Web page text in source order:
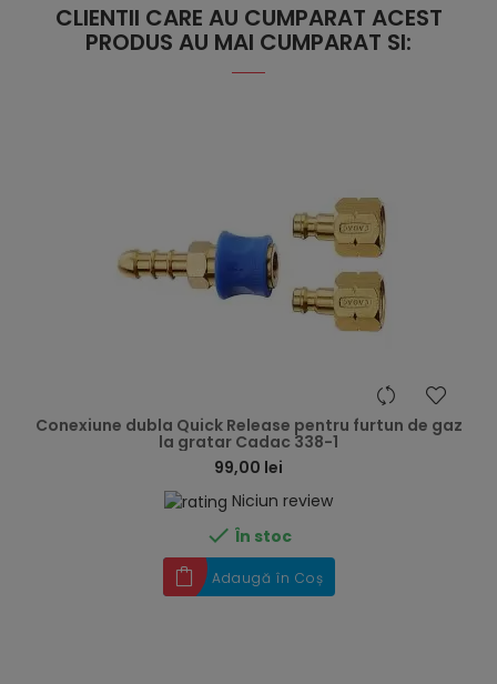
CLIENTII CARE AU CUMPARAT ACEST
PRODUS AU MAI CUMPARAT SI:
Conexiune dubla Quick Release pentru furtun de gaz
la gratar Cadac 338-1
99,00 lei
Niciun review
 În stoc
Adaugă în Coș